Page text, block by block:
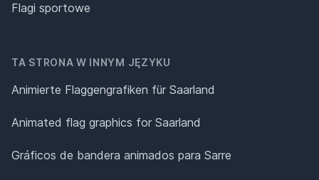
Flagi sportowe
TA STRONA W INNYM JĘZYKU
Animierte Flaggengrafiken für Saarland
Animated flag graphics for Saarland
Gráficos de bandera animados para Sarre